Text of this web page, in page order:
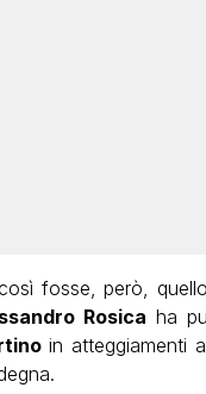
fosse, però,
Rosica ha
in atteggiamenti